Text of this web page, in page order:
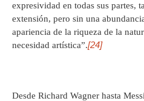
expresividad en todas sus partes,
extensión, pero sin una
apariencia de la riqueza de la
necesidad artística”.[24]
Desde Richard Wagner hasta